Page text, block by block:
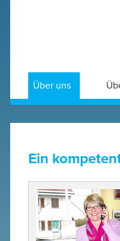
Über uns
Ein